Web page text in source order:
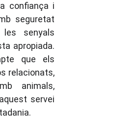
confiança i
seguretat
les senyals
apropiada.
que els
relacionats,
animals,
servei